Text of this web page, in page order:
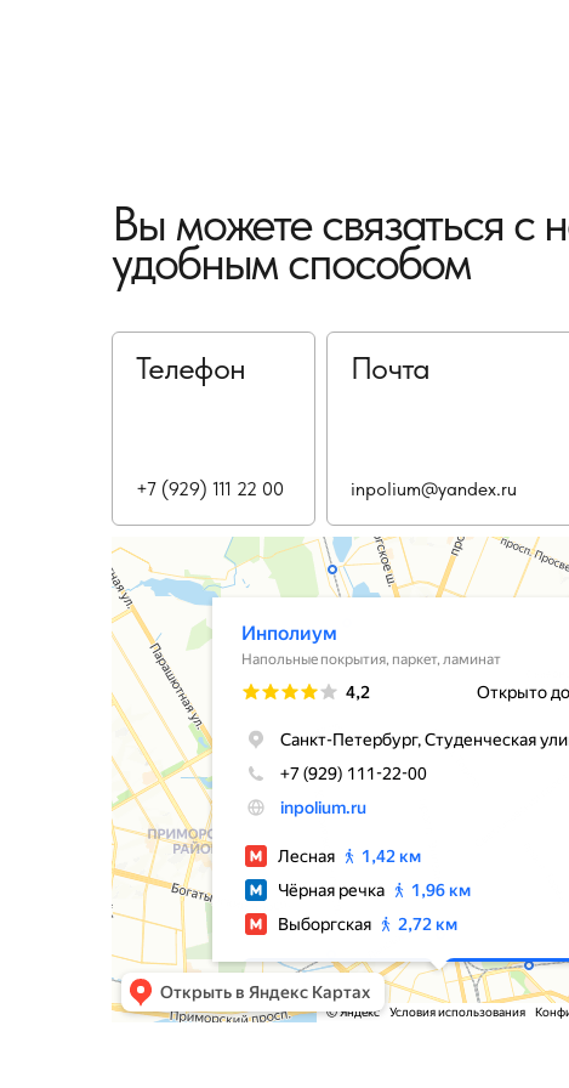
Вы можете связаться
удобным способом
Телефон Почта
+7 (929) 111 22 00 inpolium@yandex.ru